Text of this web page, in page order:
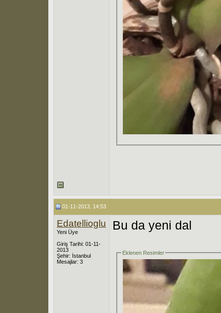
01-11-2013, 14:53
Edatellioglu
Yeni Üye
Giriş Tarihi: 01-11-
2013
Şehir: İstanbul
Mesajlar: 3
Bu da yeni dal
Eklenen Resimler